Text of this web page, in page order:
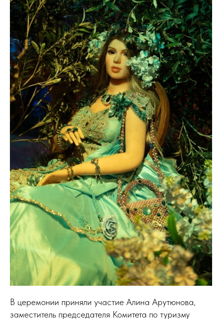
В церемонии приняли участие Алина Арутюнова,
заместитель председателя Комитета по туризму